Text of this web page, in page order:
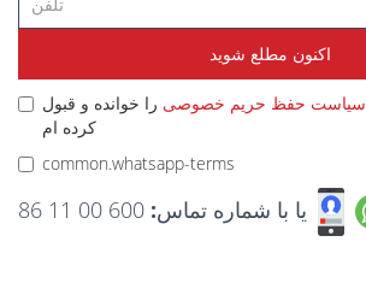
اکنون مطلع شوید
سیاست حفظ حریم خصوصی را خوانده و قبول
کرده ام
common.whatsapp-terms
یا با شماره تماس: 600 00 11 86